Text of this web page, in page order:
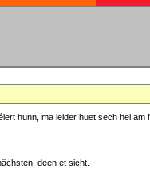
hunn, ma leider huet sech hei am
deen et sicht.